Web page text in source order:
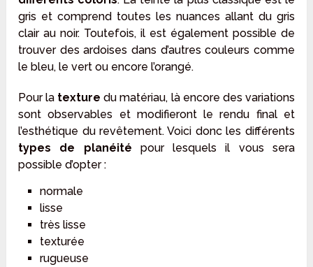
gris et comprend toutes les nuances allant du gris
clair au noir. Toutefois, il est également possible de
trouver des ardoises dans d’autres couleurs comme
le bleu, le vert ou encore l’orangé.
Pour la texturedu matériau, là encore des variations
sont observables et modifieront le rendu final et
l’esthétique du revêtement. Voici donc les différents
types de planéité pour lesquels il vous sera
possible d’opter :
normale
lisse
très lisse
texturée
rugueuse